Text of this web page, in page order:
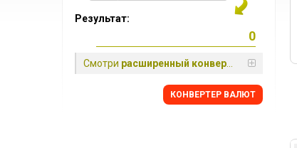
Результат:
Смотри расширенный конвертер
КОНВЕРТЕР ВАЛЮТ